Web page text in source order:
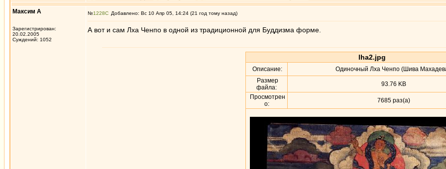
Максим А
Зарегистрирован:
20.02.2005
Суждений: 1052
№1228 Добавлено: Вс 10 Апр 05, 14:24 (21 год тому назад)
А вот и сам Лха Ченпо в одной из традиционной для Буддизма форме.
lha2.jpg
Описание:
Одиночный Лха Ченпо (Шива
Размер
файла:
93.76 KB
Просмотрен
о:
7685 раз(а)